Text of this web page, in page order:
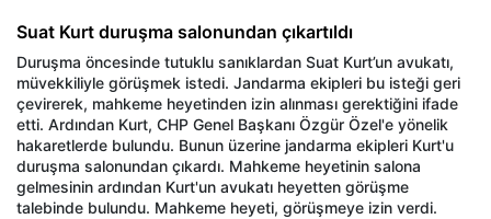
Suat Kurt duruşma salonundan çıkartıldı
Duruşma öncesinde tutuklu sanıklardan Suat Kurt’un avukatı,
müvekkiliyle görüşmek istedi. Jandarma ekipleri bu isteği geri
çevirerek, mahkeme heyetinden izin alınması gerektiğini ifade
etti. Ardından Kurt, CHP Genel Başkanı Özgür Özel'e yönelik
hakaretlerde bulundu. Bunun üzerine jandarma ekipleri Kurt'u
duruşma salonundan çıkardı. Mahkeme heyetinin salona
gelmesinin ardından Kurt'un avukatı heyetten görüşme
talebinde bulundu. Mahkeme heyeti, görüşmeye izin verdi.